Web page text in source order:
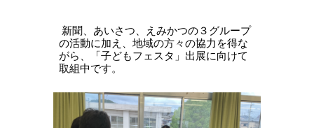
新聞、あいさつ、えみかつの３グループ
の活動に加え、地域の方々の協力を得な
がら、「子どもフェスタ」出展に向けて
取組中です。